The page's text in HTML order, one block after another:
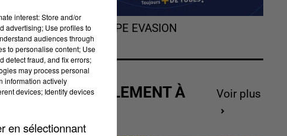
à
L'HOROSCOPE EVASION
ACTUELLEMENT À
Voir plus
interest: Store and/or
advertising; Use profiles to
audiences through
to personalise content; Use
detect fraud, and fix errors;
may process personal
information actively
devices; Identify devices
en sélectionnant